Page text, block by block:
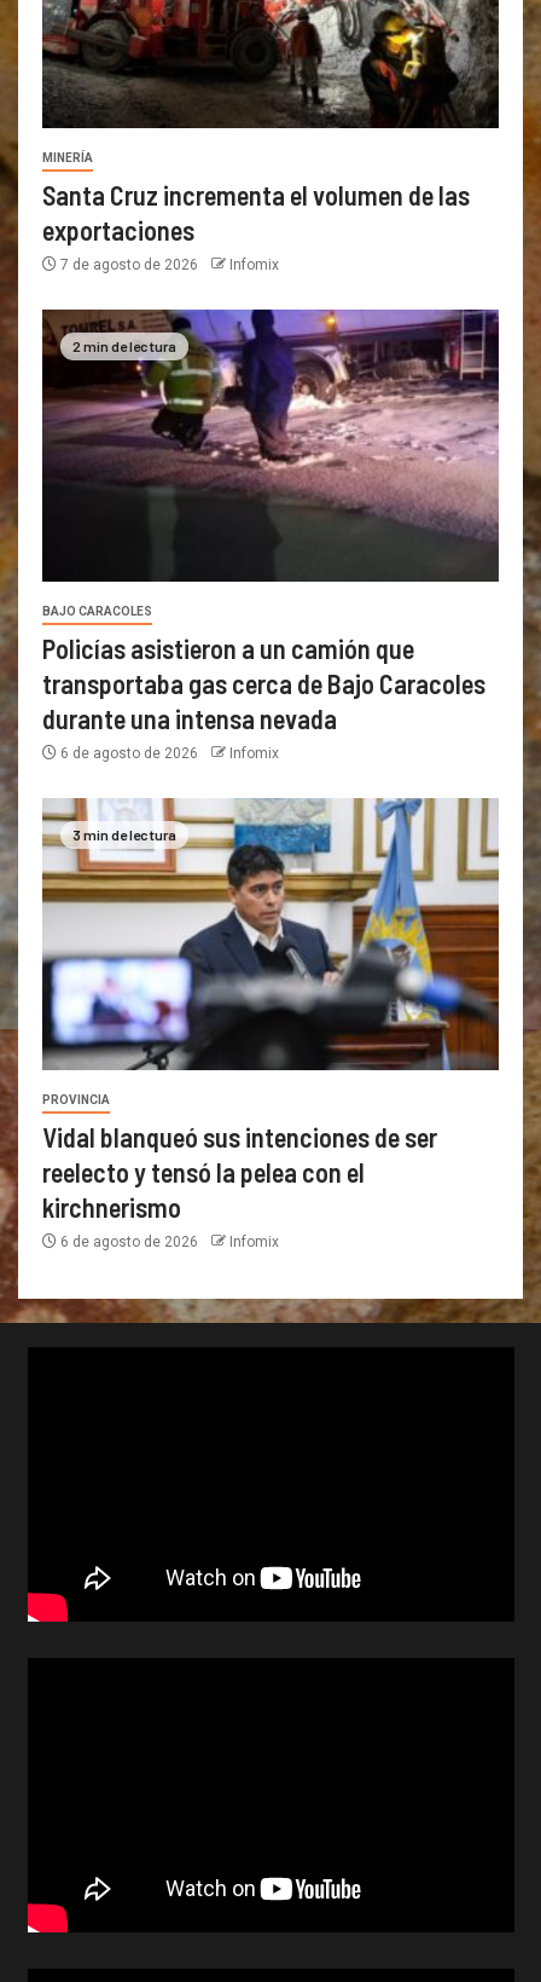
MINERÍA
Santa Cruz incrementa el volumen de las
exportaciones
7 de agosto de 2026 Infomix
2 min de lectura
BAJO CARACOLES
Policías asistieron a un camión que
transportaba gas cerca de Bajo Caracoles
durante una intensa nevada
6 de agosto de 2026 Infomix
3 min de lectura
PROVINCIA
Vidal blanqueó sus intenciones de ser
reelecto y tensó la pelea con el
kirchnerismo
6 de agosto de 2026 Infomix